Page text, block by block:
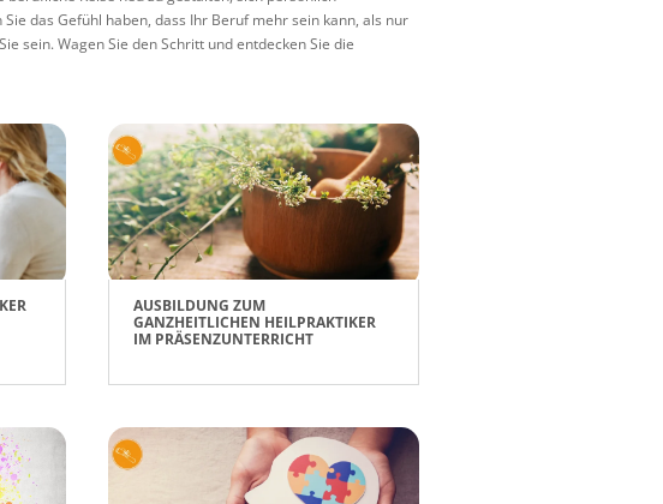
das Gefühl haben, dass Ihr Beruf mehr sein kann, als nur
sein. Wagen Sie den Schritt und entdecken Sie die
AUSBILDUNG ZUM
GANZHEITLICHEN HEILPRAKTIKER
IM PRÄSENZUNTERRICHT